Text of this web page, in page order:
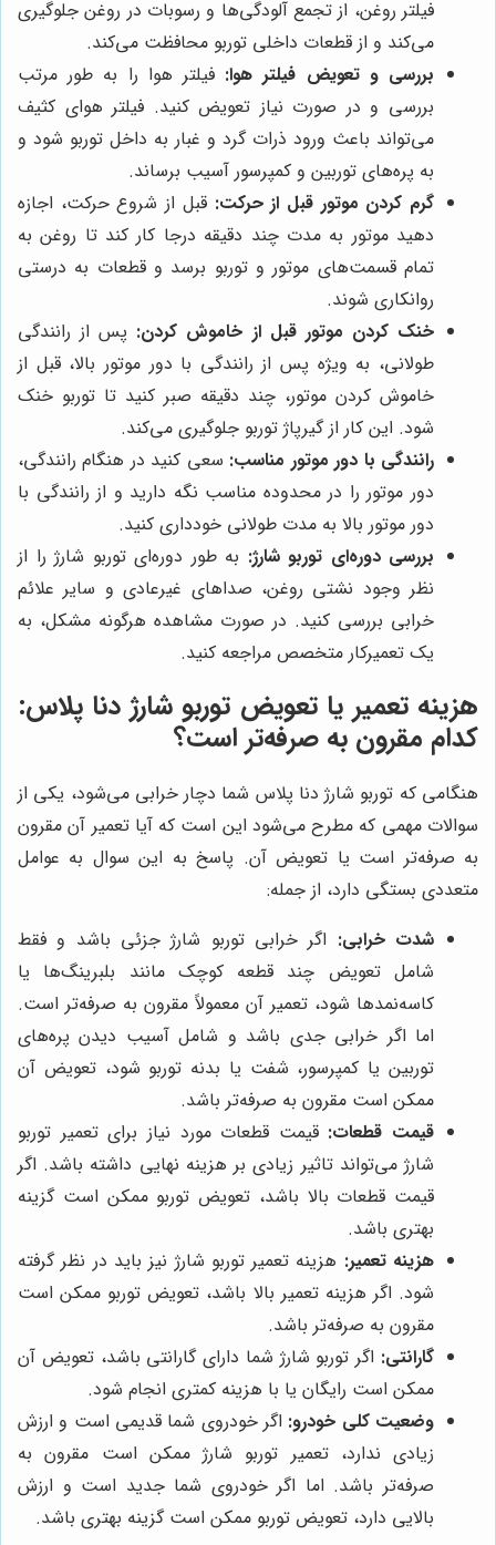
فیلتر روغن، از تجمع آلودگی‌ها و رسوبات در روغن جلوگیری
می‌کند و از قطعات داخلی توربو محافظت می‌کند.
بررسی و تعویض فیلتر هوا: فیلتر هوا را به طور مرتب
بررسی و در صورت نیاز تعویض کنید. فیلتر هوای کثیف
می‌تواند باعث ورود ذرات گرد و غبار به داخل توربو شود و
به پره‌های توربین و کمپرسور آسیب برساند.
گرم کردن موتور قبل از حرکت: قبل از شروع حرکت، اجازه
دهید موتور به مدت چند دقیقه درجا کار کند تا روغن به
تمام قسمت‌های موتور و توربو برسد و قطعات به درستی
روانکاری شوند.
خنک کردن موتور قبل از خاموش کردن: پس از رانندگی
طولانی، به ویژه پس از رانندگی با دور موتور بالا، قبل از
خاموش کردن موتور، چند دقیقه صبر کنید تا توربو خنک
شود. این کار از گیرپاژ توربو جلوگیری می‌کند.
رانندگی با دور موتور مناسب: سعی کنید در هنگام رانندگی،
دور موتور را در محدوده مناسب نگه دارید و از رانندگی با
دور موتور بالا به مدت طولانی خودداری کنید.
بررسی دوره‌ای توربو شارژ: به طور دوره‌ای توربو شارژ را از
نظر وجود نشتی روغن، صداهای غیرعادی و سایر علائم
خرابی بررسی کنید. در صورت مشاهده هرگونه مشکل، به
یک تعمیرکار متخصص مراجعه کنید.
هزینه تعمیر یا تعویض توربو شارژ دنا پلاس:
کدام مقرون به صرفه‌تر است؟
هنگامی که توربو شارژ دنا پلاس شما دچار خرابی می‌شود، یکی از
سوالات مهمی که مطرح می‌شود این است که آیا تعمیر آن مقرون
به صرفه‌تر است یا تعویض آن. پاسخ به این سوال به عوامل
متعددی بستگی دارد، از جمله:
شدت خرابی: اگر خرابی توربو شارژ جزئی باشد و فقط
شامل تعویض چند قطعه کوچک مانند بلبرینگ‌ها یا
کاسه‌نمدها شود، تعمیر آن معمولاً مقرون به صرفه‌تر است.
اما اگر خرابی جدی باشد و شامل آسیب دیدن پره‌های
توربین یا کمپرسور، شفت یا بدنه توربو شود، تعویض آن
ممکن است مقرون به صرفه‌تر باشد.
قیمت قطعات: قیمت قطعات مورد نیاز برای تعمیر توربو
شارژ می‌تواند تاثیر زیادی بر هزینه نهایی داشته باشد. اگر
قیمت قطعات بالا باشد، تعویض توربو ممکن است گزینه
بهتری باشد.
هزینه تعمیر: هزینه تعمیر توربو شارژ نیز باید در نظر گرفته
شود. اگر هزینه تعمیر بالا باشد، تعویض توربو ممکن است
مقرون به صرفه‌تر باشد.
گارانتی: اگر توربو شارژ شما دارای گارانتی باشد، تعویض آن
ممکن است رایگان یا با هزینه کمتری انجام شود.
وضعیت کلی خودرو: اگر خودروی شما قدیمی است و ارزش
زیادی ندارد، تعمیر توربو شارژ ممکن است مقرون به
صرفه‌تر باشد. اما اگر خودروی شما جدید است و ارزش
بالایی دارد، تعویض توربو ممکن است گزینه بهتری باشد.